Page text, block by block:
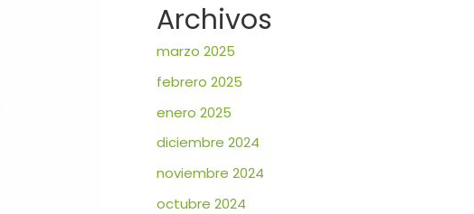
Archivos
marzo 2025
febrero 2025
enero 2025
diciembre 2024
noviembre 2024
octubre 2024